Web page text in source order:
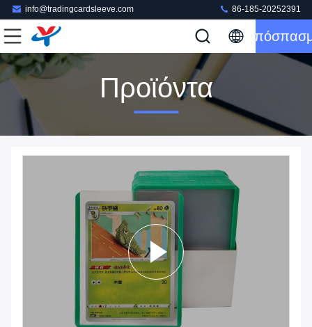
info@tradingcardsleeve.com 86-185-20252391
Προϊόντα